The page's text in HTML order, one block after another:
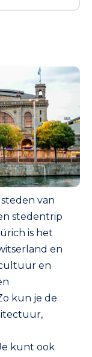
van
stedentrip
is het
en
en
kun je de
kunt ook